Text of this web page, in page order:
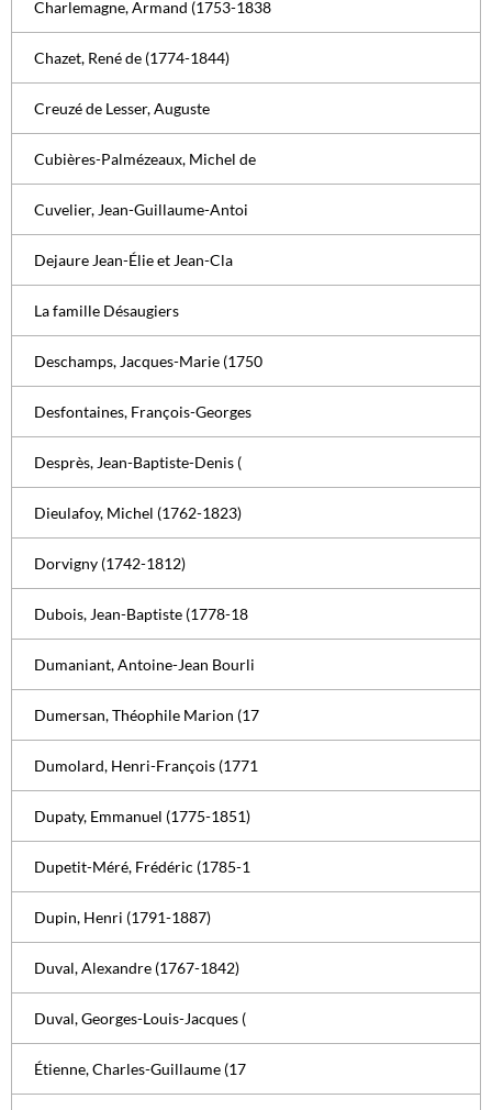
Charlemagne, Armand (1753-1838
Chazet, René de (1774-1844)
Creuzé de Lesser, Auguste
Cubières-Palmézeaux, Michel de
Cuvelier, Jean-Guillaume-Antoi
Dejaure Jean-Élie et Jean-Cla
La famille Désaugiers
Deschamps, Jacques-Marie (1750
Desfontaines, François-Georges
Desprès, Jean-Baptiste-Denis (
Dieulafoy, Michel (1762-1823)
Dorvigny (1742-1812)
Dubois, Jean-Baptiste (1778-18
Dumaniant, Antoine-Jean Bourli
Dumersan, Théophile Marion (17
Dumolard, Henri-François (1771
Dupaty, Emmanuel (1775-1851)
Dupetit-Méré, Frédéric (1785-1
Dupin, Henri (1791-1887)
Duval, Alexandre (1767-1842)
Duval, Georges-Louis-Jacques (
Étienne, Charles-Guillaume (17